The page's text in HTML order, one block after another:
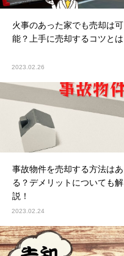
火事のあった家でも売却は可
能？上手に売却するコツとは
2023.02.26
事故物件を売却する方法はあ
る？デメリットについても解
説！
2023.02.24